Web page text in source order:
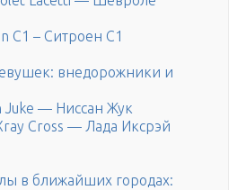
C1 – Ситроен С1
внедорожники и
Juke — Ниссан Жук
Cross — Лада Иксрэй
в ближайших городах: